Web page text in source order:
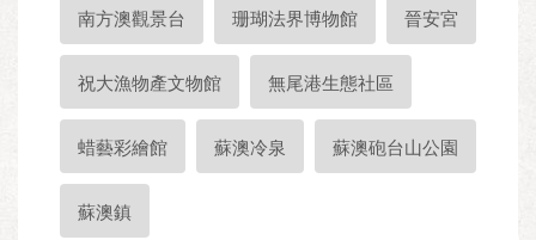
南方澳觀景台 珊瑚法界博物館 晉安宮
祝大漁物產文物館 無尾港生態社區
蜡藝彩繪館 蘇澳冷泉 蘇澳砲台山公園
蘇澳鎮